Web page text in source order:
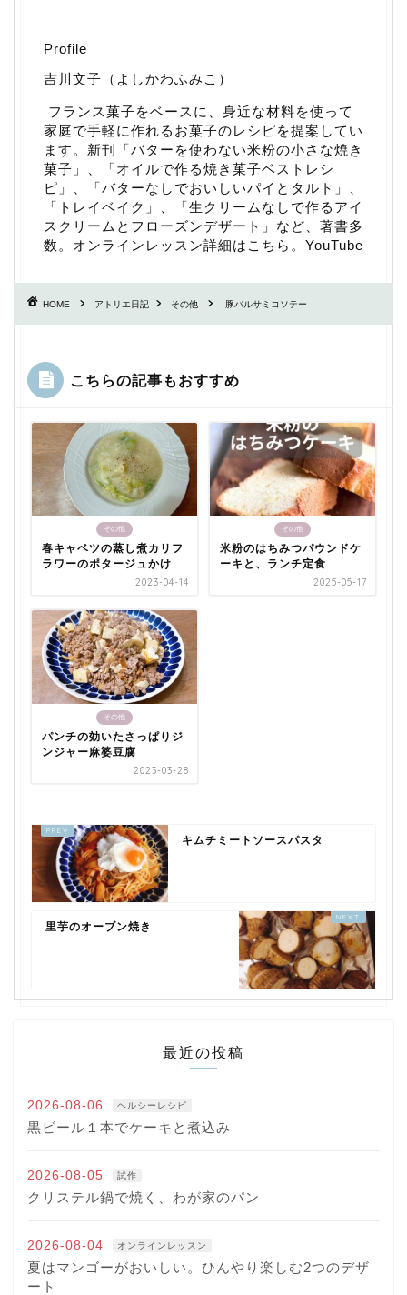
Profile
吉川文子（よしかわふみこ）
フランス菓子をベースに、身近な材料を使って
家庭で手軽に作れるお菓子のレシピを提案してい
ます。新刊「バターを使わない米粉の小さな焼き
菓子 」、「オイルで作る焼き菓子ベストレシ
ピ 」、「バターなしでおいしいパイとタルト 」、
「 トレイベイク 」、「生クリームなしで作るアイ
スクリームとフローズンデザート 」など、著書多
数。 オンラインレッスン詳細はこちら 。 YouTube
HOME アトリエ日記 その他 豚バルサミコソテー
こちらの記事もおすすめ
その他
春キャベツの蒸し煮カリフ
ラワーのポタージュかけ
2023-04-14
その他
米粉のはちみつパウンドケ
ーキと、ランチ定食
2025-05-17
その他
パンチの効いたさっぱりジ
ンジャー麻婆豆腐
2023-03-28
キムチミートソースパスタ
里芋のオーブン焼き
最近の投稿
2026-08-06 ヘルシーレシピ
黒ビール１本でケーキと煮込み
2026-08-05 試作
クリステル鍋で焼く、わが家のパン
2026-08-04 オンラインレッスン
夏はマンゴーがおいしい。ひんやり楽しむ2つのデザ
ート